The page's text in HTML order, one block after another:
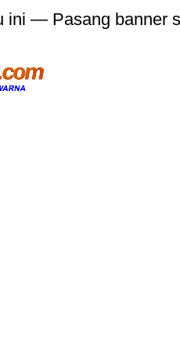
ini — Pasang banner